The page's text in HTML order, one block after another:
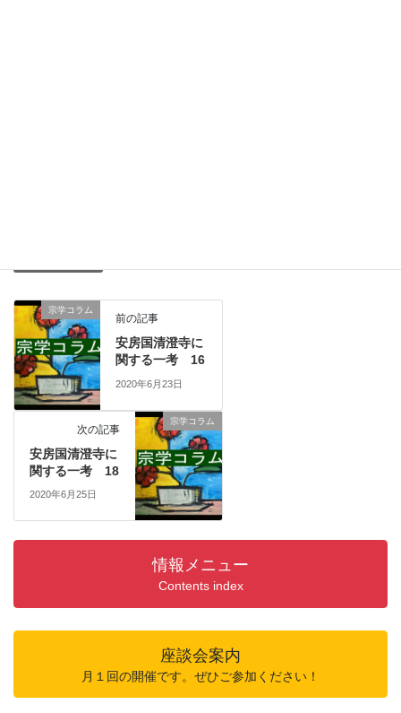
宗学コラム
前の記事
安房国清澄寺に
関する一考 16
2020年6月23日
宗学コラム
次の記事
安房国清澄寺に
関する一考 18
2020年6月25日
情報メニュー
Contents index
座談会案内
月１回の開催です。ぜひご参加ください！